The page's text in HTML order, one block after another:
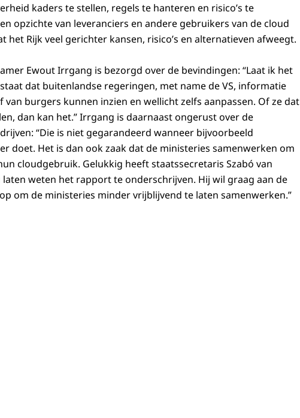
kaders te stellen, regels te hanteren en risico’s te
opzichte van leveranciers en andere gebruikers van de cloud
Rijk veel gerichter kansen, risico’s en alternatieven afweegt.
Ewout Irrgang is bezorgd over de bevindingen: “Laat ik het
dat buitenlandse regeringen, met name de VS, informatie
burgers kunnen inzien en wellicht zelfs aanpassen. Of ze dat
dan kan het.” Irrgang is daarnaast ongerust over de
“Die is niet gegarandeerd wanneer bijvoorbeeld
doet. Het is dan ook zaak dat de ministeries samenwerken om
cloudgebruik. Gelukkig heeft staatssecretaris Szabó van
weten het rapport te onderschrijven. Hij wil graag aan de
om de ministeries minder vrijblijvend te laten samenwerken.”